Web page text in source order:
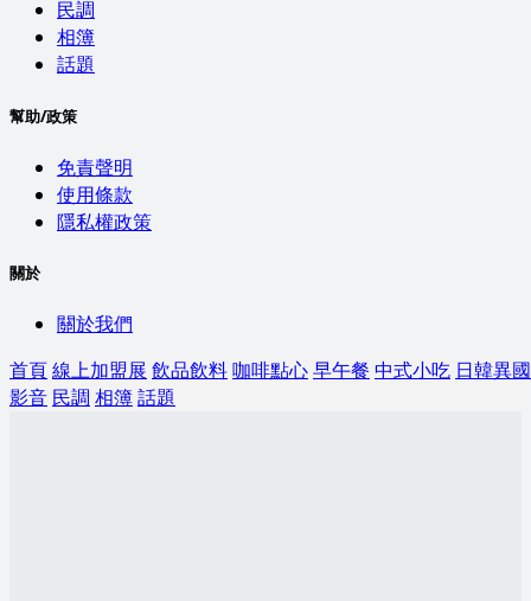
民調
相簿
話題
幫助/政策
免責聲明
使用條款
隱私權政策
關於
關於我們
首頁線上加盟展 飲品飲料咖啡點心早午餐 中式小吃 日韓異國
影音 民調 相簿話題